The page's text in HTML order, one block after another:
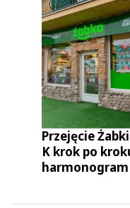
Przejęcie
K krok po
harmonogram